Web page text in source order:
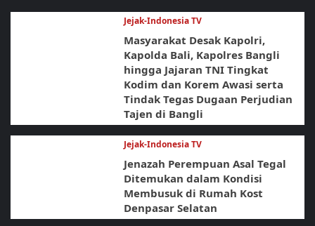
Jejak-Indonesia TV
Masyarakat Desak Kapolri,
Kapolda Bali, Kapolres Bangli
hingga Jajaran TNI Tingkat
Kodim dan Korem Awasi serta
Tindak Tegas Dugaan Perjudian
Tajen di Bangli
Jejak-Indonesia TV
Jenazah Perempuan Asal Tegal
Ditemukan dalam Kondisi
Membusuk di Rumah Kost
Denpasar Selatan